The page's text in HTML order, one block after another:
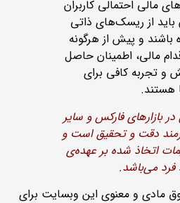
مالی احتمالی کاربران
باید از ریسک‌های ذاتی
باشند و پیش از هرگونه
مالی، اطمینان حاصل
و تجربه کافی برای
هستند.
بازارهای فارکس و سایر
دقت و تحقیق است و
اتخاذ شده بر عهده‌ی
فرد می‌باشد.
– همه حقوق مادی و معنوی این وبسایت برای